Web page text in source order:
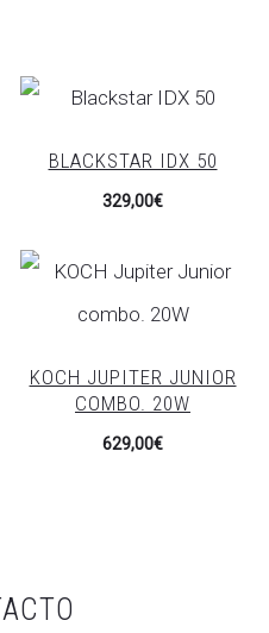
BLACKSTAR IDX 50
329,00€
KOCH JUPITER JUNIOR
COMBO. 20W
629,00€